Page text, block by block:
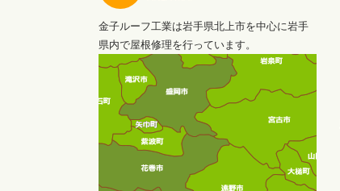
金子ルーフ工業は岩手県北上市を中心に岩手
県内で屋根修理を行っています。